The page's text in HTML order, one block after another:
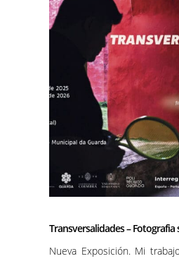
Transversalidades – Fotografia
Nueva Exposición. Mi